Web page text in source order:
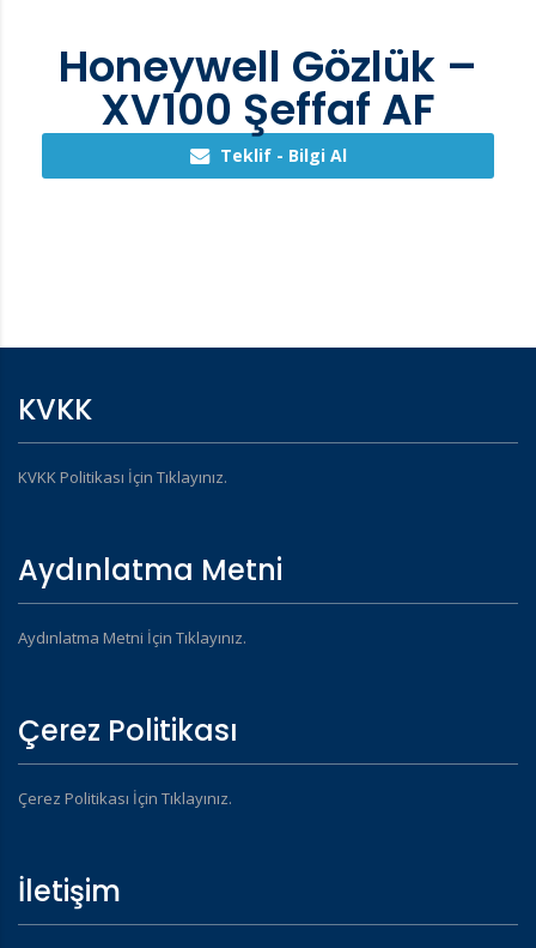
Honeywell Gözlük –
XV100 Şeffaf AF
Teklif - Bilgi Al
KVKK
KVKK Politikası İçin Tıklayınız.
Aydınlatma Metni
Aydınlatma Metni İçin Tıklayınız.
Çerez Politikası
Çerez Politikası İçin Tıklayınız.
İletişim